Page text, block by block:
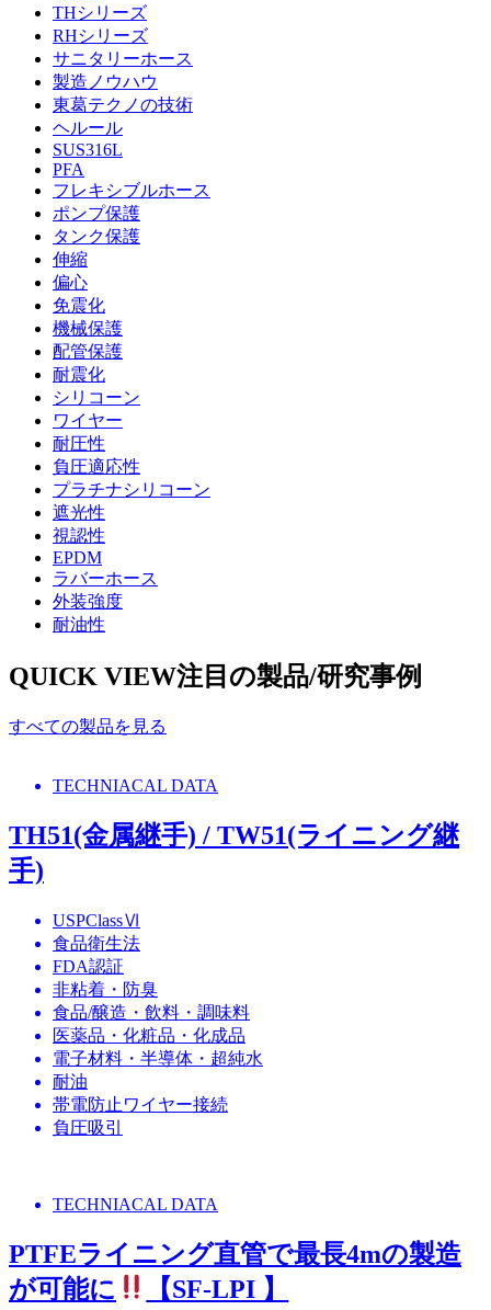
THシリーズ
RHシリーズ
サニタリーホース
製造ノウハウ
東葛テクノの技術
ヘルール
SUS316L
PFA
フレキシブルホース
ポンプ保護
タンク保護
伸縮
偏心
免震化
機械保護
配管保護
耐震化
シリコーン
ワイヤー
耐圧性
負圧適応性
プラチナシリコーン
遮光性
視認性
EPDM
ラバーホース
外装強度
耐油性
QUICK VIEW注目の製品/研究事例
すべての製品を見る
TECHNIACAL DATA
TH51(金属継手) / TW51(ライニング継
手)
USPClassⅥ
食品衛生法
FDA認証
非粘着・防臭
食品/醸造・飲料・調味料
医薬品・化粧品・化成品
電子材料・半導体・超純水
耐油
帯電防止ワイヤー接続
負圧吸引
TECHNIACAL DATA
PTFEライニング直管で最長4mの製造
が可能に
【SF-LPI 】